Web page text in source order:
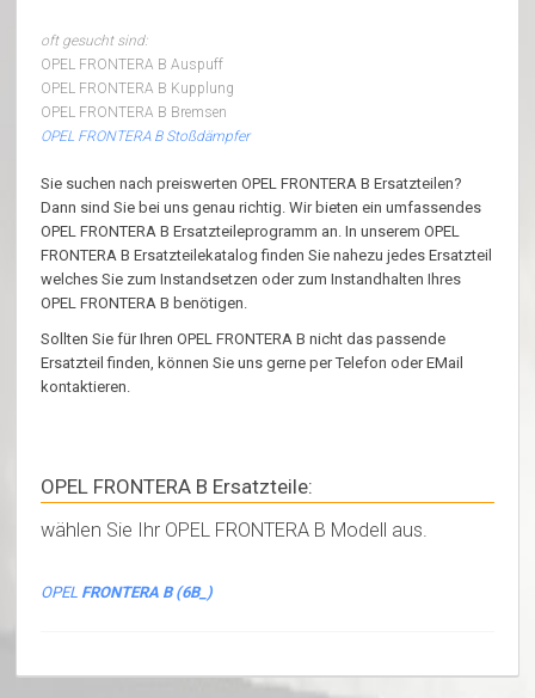
oft gesucht sind:
OPEL FRONTERA B Auspuff
OPEL FRONTERA B Kupplung
OPEL FRONTERA B Bremsen
OPEL FRONTERA B Stoßdämpfer
Sie suchen nach preiswerten OPEL FRONTERA B Ersatzteilen?
Dann sind Sie bei uns genau richtig. Wir bieten ein umfassendes
OPEL FRONTERA B Ersatzteileprogramm an. In unserem OPEL
FRONTERA B Ersatzteilekatalog finden Sie nahezu jedes Ersatzteil
welches Sie zum Instandsetzen oder zum Instandhalten Ihres
OPEL FRONTERA B benötigen.
Sollten Sie für Ihren OPEL FRONTERA B nicht das passende
Ersatzteil finden, können Sie uns gerne per Telefon oder EMail
kontaktieren.
OPEL FRONTERA B Ersatzteile:
wählen Sie Ihr OPEL FRONTERA B Modell aus.
OPEL FRONTERA B (6B_)